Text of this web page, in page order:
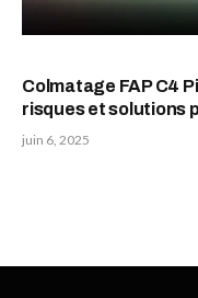
Colmatage FAP C4
risques et solutions
juin 6, 2025